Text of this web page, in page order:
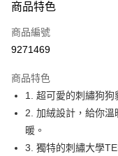
信用卡一次付款
超商取貨付款
Apple Pay
街口支付
悠遊付
商品特色
商品編號
9271469
商品特色
1. 超可愛的刺繡狗狗
2. 加絨設計，給你
暖。
3. 獨特的刺繡大學